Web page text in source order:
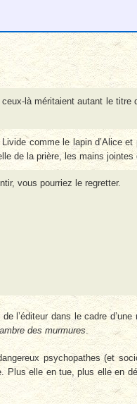
là méritaient autant le titre
comme le lapin d’Alice et
de la prière, les mains jointes
vous pourriez le regretter.
l’éditeur dans le cadre d’une
des murmures.
psychopathes (et
Plus elle en tue, plus elle en